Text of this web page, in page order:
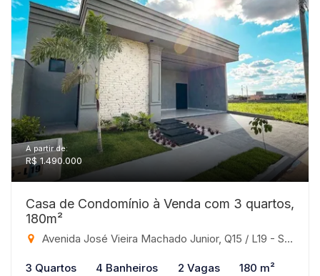
A partir de:
R$ 1.490.000
Casa de Condomínio à Venda com 3 quartos,
180m²
Avenida José Vieira Machado Junior, Q15 / L19 - Sem Bairro, São José do Rio Preto-SP
3 Quartos 4 Banheiros 2 Vagas 180 m²